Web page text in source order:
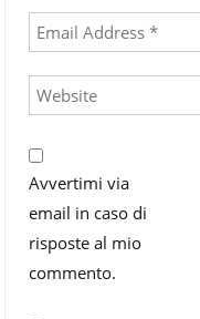
Avvertimi via
email in caso di
risposte al mio
commento.